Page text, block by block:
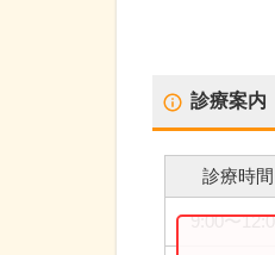
診療案内
診療時間
9:00〜